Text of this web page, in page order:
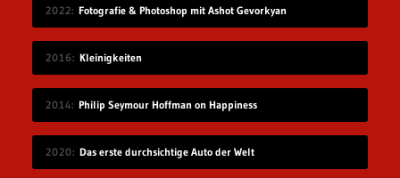
2022 Fotografie & Photoshop mit Ashot Gevorkyan
2016 Kleinigkeiten
2014 Philip Seymour Hoffman on Happiness
2020 Das erste durchsichtige Auto der Welt